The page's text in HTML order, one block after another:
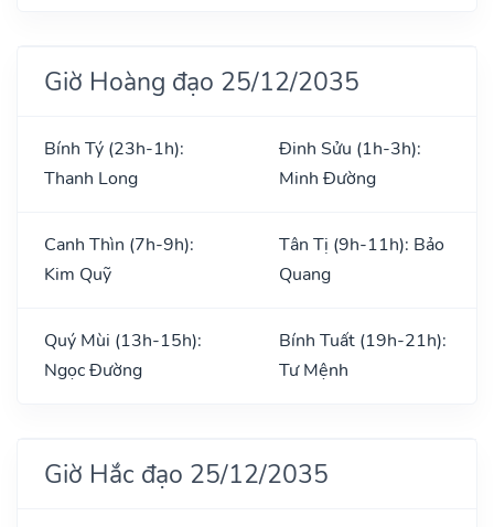
Giờ Hoàng đạo 25/12/2035
Bính Tý (23h-1h):
Thanh Long
Đinh Sửu (1h-3h):
Minh Đường
Canh Thìn (7h-9h):
Kim Quỹ
Tân Tị (9h-11h): Bảo
Quang
Quý Mùi (13h-15h):
Ngọc Đường
Bính Tuất (19h-21h):
Tư Mệnh
Giờ Hắc đạo 25/12/2035